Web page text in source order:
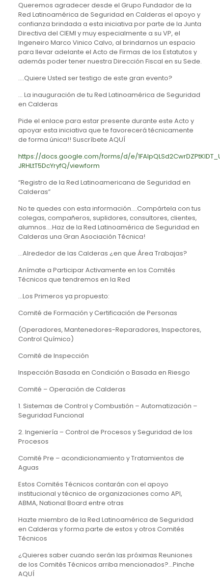
Queremos agradecer desde el Grupo Fundador de la
Red Latinoamérica de Seguridad en Calderas el apoyo y
confianza brindada a esta iniciativa por parte de la Junta
Directiva del CIEMI y muy especialmente a su VP, el
Ingeneiro Marco Vinico Calvo, al brindarnos un espacio
para llevar adelante el Acto de Firmas de los Estatutos y
además poder tener nuestra Dirección Fiscal en su Sede.
….Quiere Usted ser testigo de este gran evento?
… La inauguración de tu Red Latinoamérica de Seguridad
en Calderas
Pide el enlace para estar presente durante este Acto y
apoyar esta iniciativa que te favorecerá técnicamente
de forma única!! Suscríbete AQUÍ
https://docs.google.com/forms/d/e/
JRHLtT5DcYryfQ/viewform
“Registro de la Red Latinoamericana de Seguridad en
Calderas”
No te quedes con esta información….Compártela con tus
colegas, compañeros, suplidores, consultores, clientes,
alumnos….Haz de la Red Latinoamérica de Seguridad en
Calderas una Gran Asociación Técnica!
…Alrededor de las Calderas ¿en que Área Trabajas?
Anímate a Participar Activamente en los Comités
Técnicos que tendremos en la Red
…Los Primeros ya propuesto:
Comité de Formación y Certificación de Personas
(Operadores, Mantenedores-Reparadores, Inspectores,
Control Químico)
Comité de Inspección
Inspección Basada en Condición o Basada en Riesgo
Comité – Operación de Calderas
1. Sistemas de Control y Combustión – Automatización –
Seguridad Funcional
2. Ingeniería – Control de Procesos y Seguridad de los
Procesos
Comité Pre – acondicionamiento y Tratamientos de
Aguas
Estos Comités Técnicos contarán con el apoyo
institucional y técnico de organizaciones como API,
ABMA, National Board entre otras
Hazte miembro de la Red Latinoamérica de Seguridad
en Calderas y forma parte de estos y otros Comités
Técnicos
¿Quieres saber cuando serán las próximas Reuniones
de los Comités Técnicos arriba mencionados?…Pinche
AQUÍ